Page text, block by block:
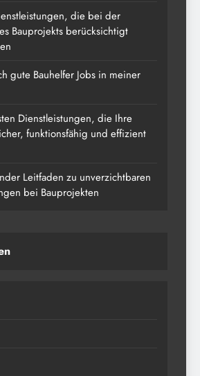
die bei der
Bauprojekts berücksichtigt
gute Bauhelfer Jobs in meiner
Dienstleistungen, die Ihre
funktionsfähig und effizient
Leitfaden zu unverzichtbaren
bei Bauprojekten